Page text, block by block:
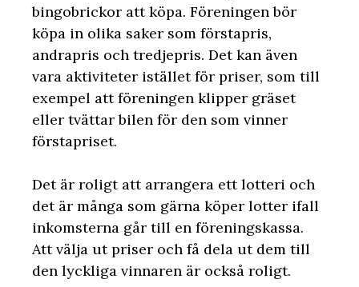
bingobrickor att köpa. Föreningen bör
köpa in olika saker som förstapris,
andrapris och tredjepris. Det kan även
vara aktiviteter istället för priser, som till
exempel att föreningen klipper gräset
eller tvättar bilen för den som vinner
förstapriset.
Det är roligt att arrangera ett lotteri och
det är många som gärna köper lotter ifall
inkomsterna går till en föreningskassa.
Att välja ut priser och få dela ut dem till
den lyckliga vinnaren är också roligt.